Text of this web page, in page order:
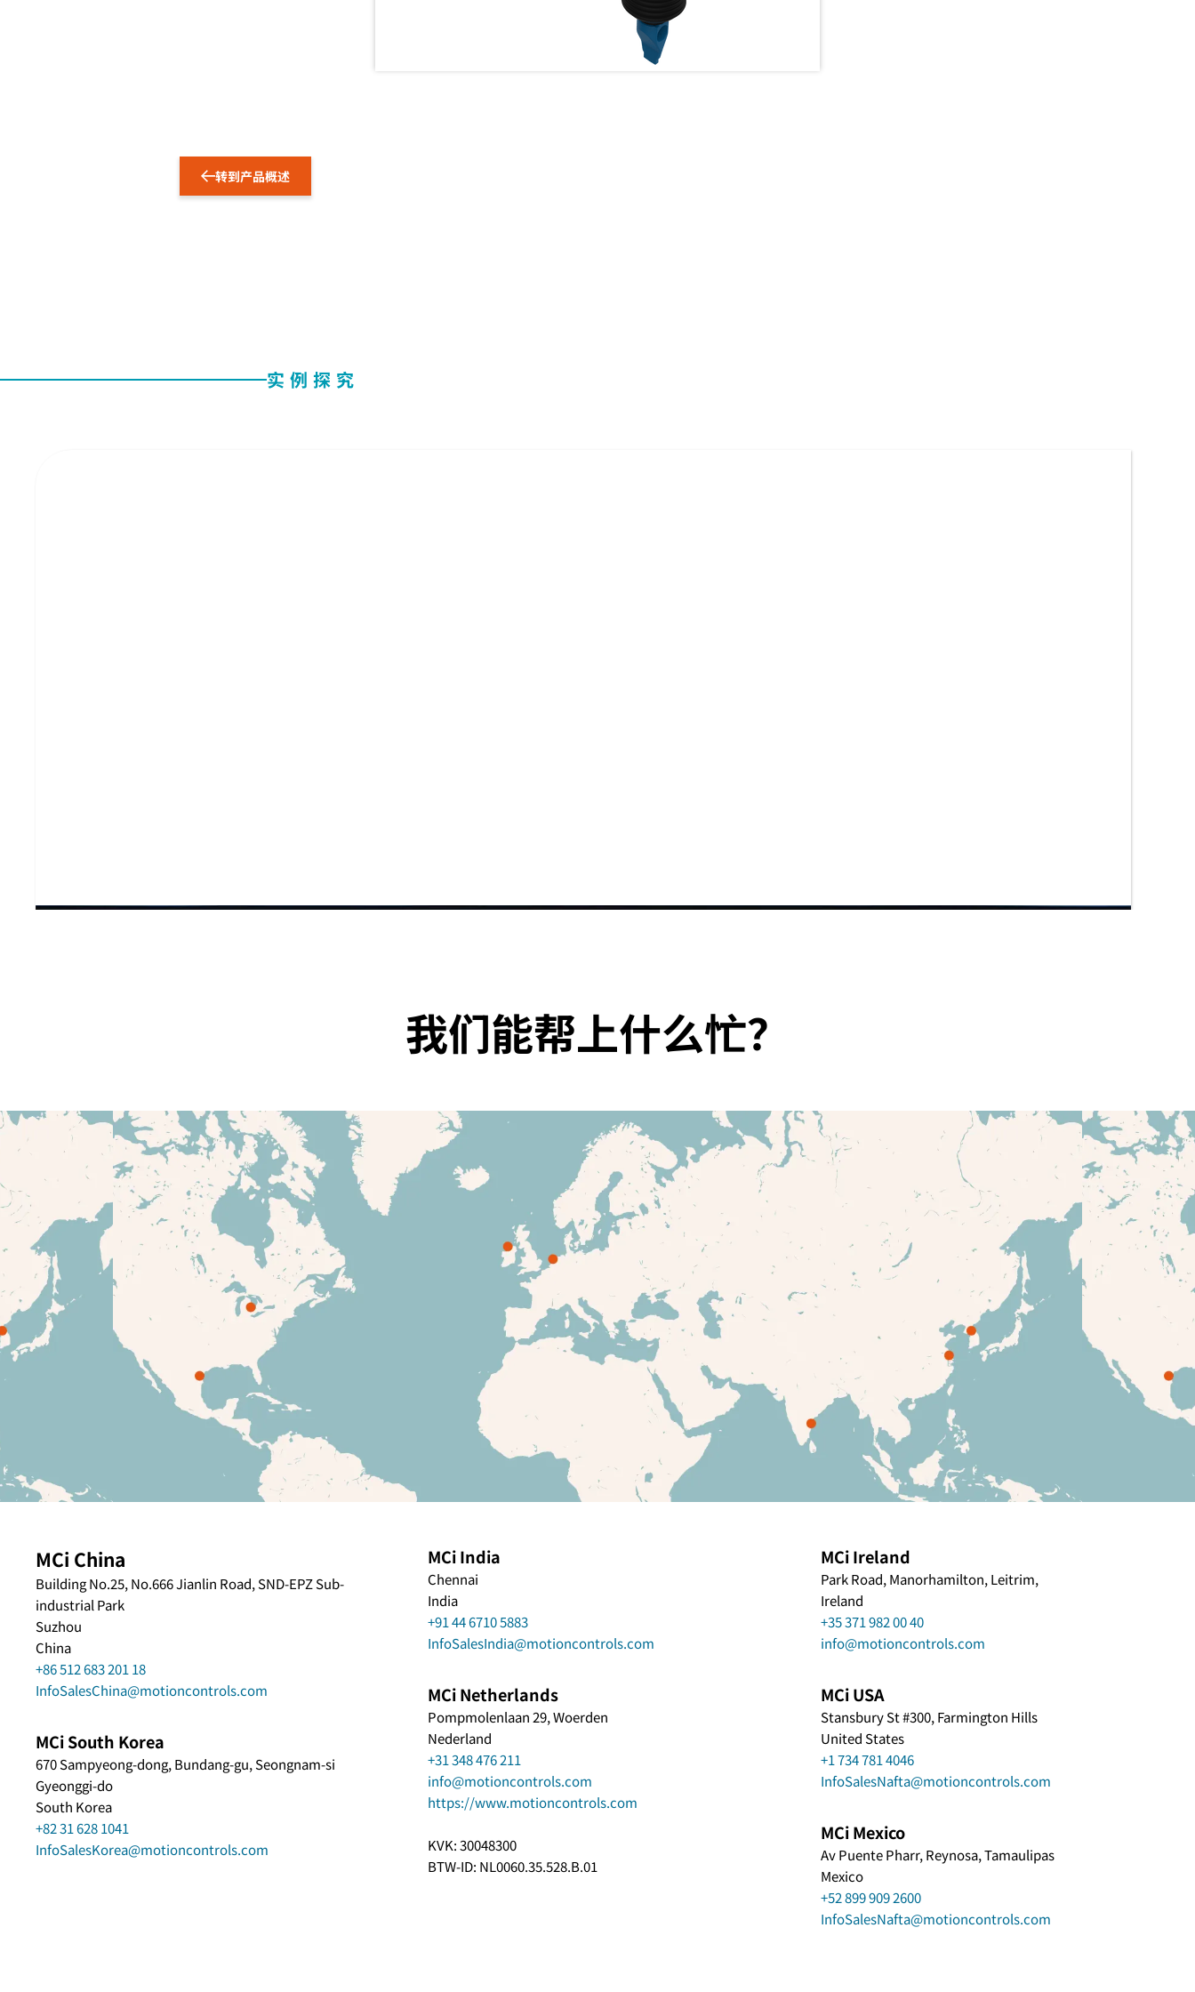
转到产品概述
实例探究
专为汽车主动空气坝应用而设计的MCi执行器。
阅读案例
我们能帮上什么忙？
MCi China
Building No.25, No.666 Jianlin Road, SND-EPZ Sub-
industrial Park
Suzhou
China
+86 512 683 201 18
InfoSalesChina@motioncontrols.com
MCi South Korea
670 Sampyeong-dong, Bundang-gu, Seongnam-si
Gyeonggi-do
South Korea
+82 31 628 1041
InfoSalesKorea@motioncontrols.com
MCi India
Chennai
India
+91 44 6710 5883
InfoSalesIndia@motioncontrols.com
MCi Netherlands
Pompmolenlaan 29, Woerden
Nederland
+31 348 476 211
info@motioncontrols.com
https://www.motioncontrols.com
KVK: 30048300
BTW-ID: NL0060.35.528.B.01
MCi Ireland
Park Road, Manorhamilton, Leitrim,
Ireland
+35 371 982 00 40
info@motioncontrols.com
MCi USA
Stansbury St #300, Farmington Hills
United States
+1 734 781 4046
InfoSalesNafta@motioncontrols.com
MCi Mexico
Av Puente Pharr, Reynosa, Tamaulipas
Mexico
+52 899 909 2600
InfoSalesNafta@motioncontrols.com